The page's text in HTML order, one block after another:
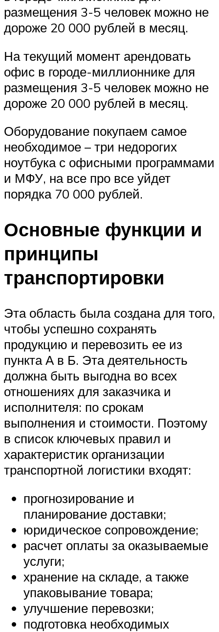
размещения 3-5 человек можно не
дороже 20 000 рублей в месяц.
На текущий момент арендовать
офис в городе-миллионнике для
размещения 3-5 человек можно не
дороже 20 000 рублей в месяц.
Оборудование покупаем самое
необходимое – три недорогих
ноутбука с офисными программами
и МФУ, на все про все уйдет
порядка 70 000 рублей.
Основные функции и
принципы
транспортировки
Эта область была создана для того,
чтобы успешно сохранять
продукцию и перевозить ее из
пункта А в Б. Эта деятельность
должна быть выгодна во всех
отношениях для заказчика и
исполнителя: по срокам
выполнения и стоимости. Поэтому
в список ключевых правил и
характеристик организации
транспортной логистики входят:
прогнозирование и
планирование доставки;
юридическое сопровождение;
расчет оплаты за оказываемые
услуги;
хранение на складе, а также
упаковывание товара;
улучшение перевозки;
подготовка необходимых